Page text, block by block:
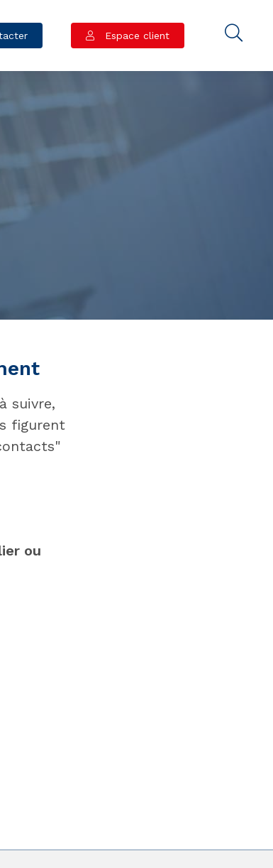
Espace client
suivre,
figurent
ou